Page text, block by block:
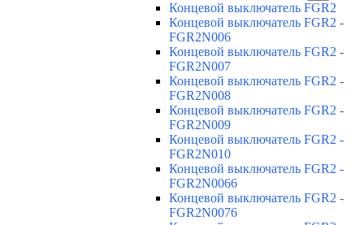
Концевой выключатель FGR2
Концевой выключатель FGR2 -
FGR2N006
Концевой выключатель FGR2 -
FGR2N007
Концевой выключатель FGR2 -
FGR2N008
Концевой выключатель FGR2 -
FGR2N009
Концевой выключатель FGR2 -
FGR2N010
Концевой выключатель FGR2 -
FGR2N0066
Концевой выключатель FGR2 -
FGR2N0076